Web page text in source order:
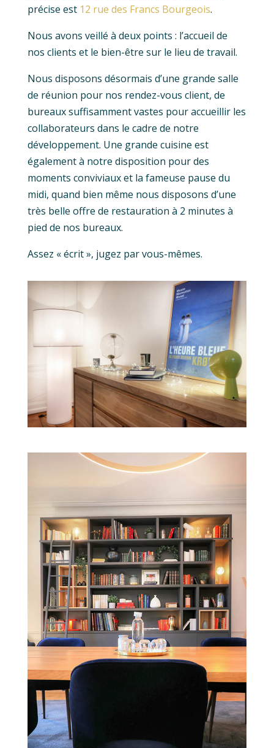
précise est 12 rue des Francs Bourgeois.
Nous avons veillé à deux points : l’accueil de
nos clients et le bien-être sur le lieu de travail.
Nous disposons désormais d’une grande salle
de réunion pour nos rendez-vous client, de
bureaux suffisamment vastes pour accueillir les
collaborateurs dans le cadre de notre
développement. Une grande cuisine est
également à notre disposition pour des
moments conviviaux et la fameuse pause du
midi, quand bien même nous disposons d’une
très belle offre de restauration à 2 minutes à
pied de nos bureaux.
Assez « écrit », jugez par vous-mêmes.